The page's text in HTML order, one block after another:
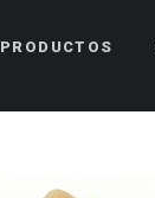
PRODUCTOS